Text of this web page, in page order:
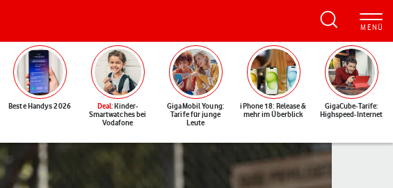
Beste Handys 2026 Deal: Kinder-
Smartwatches bei
Vodafone
GigaMobil Young:
Tarife für junge
Leute
iPhone 18: Release &
mehr im Überblick
GigaCube-Tarife:
Highspeed-Internet